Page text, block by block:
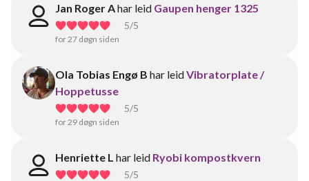
Jan Roger Ahar leid Gaupen henger 1325
5/5
for 27 døgn siden
Ola Tobias Engø B har leidVibratorplate /
Hoppetusse
5/5
for 29 døgn siden
Henriette L har leid Ryobi kompostkvern
5/5